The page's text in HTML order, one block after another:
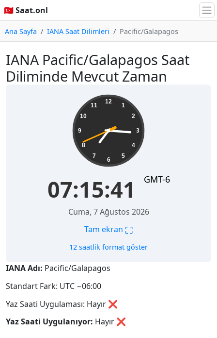
🇹🇷 Saat.onl
Ana Sayfa IANA Saat Dilimleri Pacific/Galapagos
IANA Pacific/Galapagos Saat
Diliminde Mevcut Zaman
12
1
2
3
4
5
6
7
8
9
10
11
07:15:42 GMT-6
Cuma, 7 Ağustos 2026
Tam ekran ⛶
12 saatlik format göster
IANA Adı: Pacific/Galapagos
Standart Fark: UTC −06:00
Yaz Saati Uygulaması: Hayır ❌
Yaz Saati Uygulanıyor: Hayır ❌